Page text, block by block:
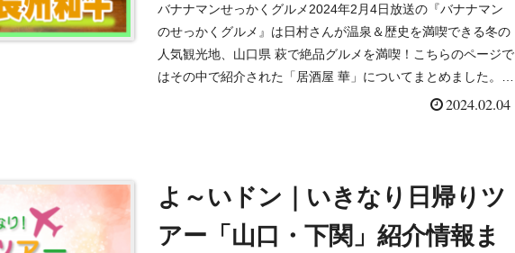
バナナマンせっかくグルメ2024年2月4日放送の『バナナマン
のせっかくグルメ』は日村さんが温泉＆歴史を満喫できる冬の
人気観光地、山口県 萩で絶品グルメを満喫！こちらのページで
はその中で紹介された「居酒屋 華」についてまとめました。詳
2024.02.04
よ～いドン｜いきなり日帰りツ
アー「山口・下関」紹介情報ま